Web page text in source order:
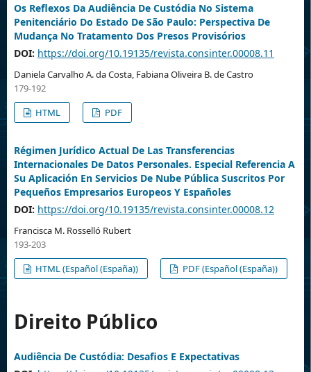
Os Reflexos Da Audiência De Custódia No Sistema
Penitenciário Do Estado De São Paulo: Perspectiva De
Mudança No Tratamento Dos Presos Provisórios
DOI: https://doi.org/10.19135/revista.consinter.00008.11
Daniela Carvalho A. da Costa, Fabiana Oliveira B. de Castro
179-192
HTML
PDF
Régimen Jurídico Actual De Las Transferencias
Internacionales De Datos Personales. Especial Referencia A
Su Aplicación En Servicios De Nube Pública Suscritos Por
Pequeños Empresarios Europeos Y Españoles
DOI: https://doi.org/10.19135/revista.consinter.00008.12
Francisca M. Rosselló Rubert
193-203
HTML (Español (España))
PDF (Español (España))
Direito Público
Audiência De Custódia: Desafios E Expectativas